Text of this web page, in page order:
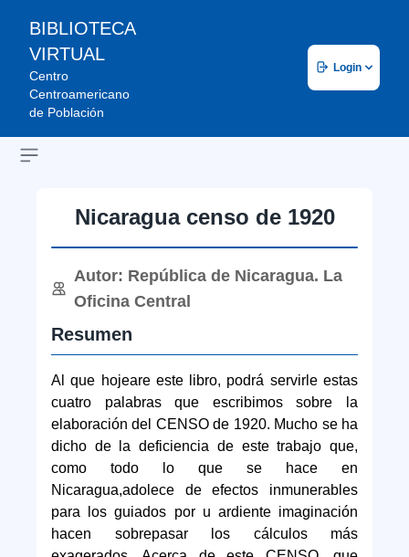
BIBLIOTECA
VIRTUAL
Centro
Centroamericano
de Población
Login
Open sidebar
Nicaragua censo de 1920
Autor: República de Nicaragua. La
Oficina Central
Resumen
Al que hojeare este libro, podrá servirle estas
cuatro palabras que escribimos sobre la
elaboración del CENSO de 1920. Mucho se ha
dicho de la deficiencia de este trabajo que,
como todo lo que se hace en
Nicaragua,adolece de efectos inmunerables
para los guiados por u ardiente imaginación
hacen sobrepasar los cálculos más